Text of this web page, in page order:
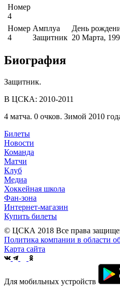
Номер
4
Номер
4
Амплуа
Защитник
День
20 Марта,
Биография
Защитник.
В ЦСКА: 2010-2011
4 матча. 0 очков. Зимой 2010
Билеты
Новости
Команда
Матчи
Клуб
Медиа
Хоккейная школа
Фан-зона
Интернет-магазин
Купить билеты
© ЦСКА 2018 Все права
Политика компании в области
Карта сайта
Для мобильных устройств